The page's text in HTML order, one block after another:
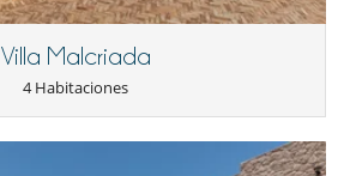
Villa Malcriada
4 Habitaciones